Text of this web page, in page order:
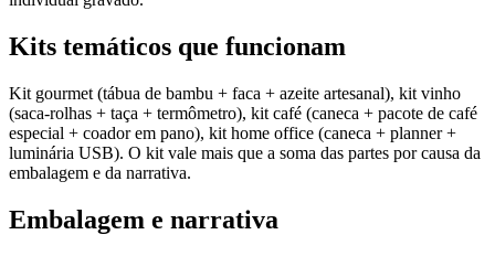
Kits temáticos que funcionam
Kit gourmet (tábua de bambu + faca + azeite artesanal), kit vinho
(saca-rolhas + taça + termômetro), kit café (caneca + pacote de café
especial + coador em pano), kit home office (caneca + planner +
luminária USB). O kit vale mais que a soma das partes por causa da
embalagem e da narrativa.
Embalagem e narrativa